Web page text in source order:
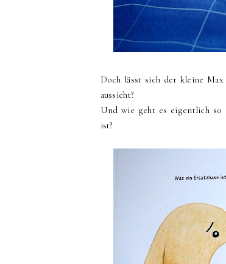
Doch lässt sich der kleine
aussieht?
Und wie geht es eigentlich so
ist?